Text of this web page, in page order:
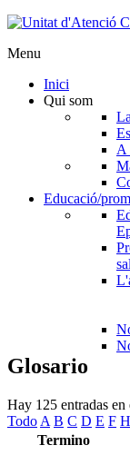
Menu
Inici
Qui som
A
Educació/
Glosario
Hay 125 entradas en
Todo A B C D E F H
Termino